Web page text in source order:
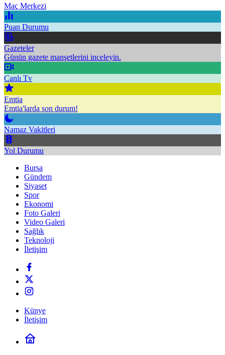
Maç Merkezi
Puan Durumu
Gazeteler
Günün gazete manşetlerini inceleyin.
Canlı Tv
Emtia
Emtia'larda son durum!
Namaz Vakitleri
Yol Durumu
Bursa
Gündem
Siyaset
Spor
Ekonomi
Foto Galeri
Video Galeri
Sağlık
Teknoloji
İletişim
Künye
İletişim